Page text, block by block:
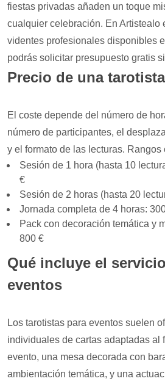
fiestas privadas añaden un toque
cualquier celebración. En Artistealo
videntes profesionales disponibles
podrás solicitar presupuesto gratis
Precio de una
El coste depende del número de
número de participantes, el
y el formato de las lecturas.
Sesión de 1 hora (hasta 10
€
Sesión de 2 horas (hasta 20
Jornada completa de 4 horas:
Pack con decoración temática y
800 €
Qué incluye el
eventos
Los tarotistas para eventos suelen
individuales de cartas adaptadas al
evento, una mesa decorada con
ambientación temática, y una